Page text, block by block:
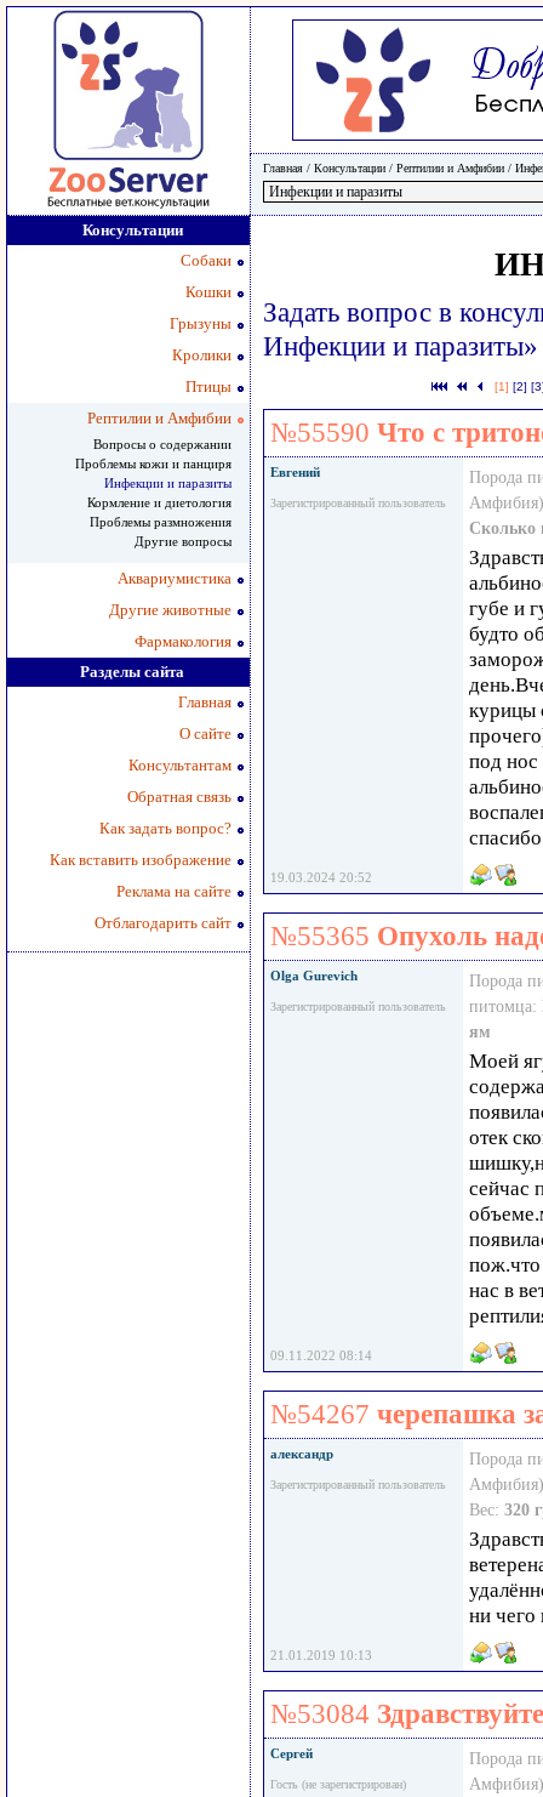
Главная / Консультации / Рептилии и Амфибии /
Консультации
Собаки
Кошки
Грызуны
Кролики
Птицы
Рептилии и Амфибии
Вопросы о содержании
Проблемы кожи и панциря
Инфекции и паразиты
Кормление и диетология
Проблемы размножения
Другие вопросы
Аквариумистика
Другие животные
Фармакология
Разделы сайта
Главная
О сайте
Консультантам
Обратная связь
Как задать вопрос?
Как вставить изображение
Реклама на сайте
Отблагодарить сайт
Задать вопрос в
Инфекции и паразиты»
[1] [2]
№55590 Что с
Евгений
Зарегистрированный пользователь
Порода
Сколько
губе и
будто
курицы
под нос
19.03.2024 20:52
№55365 Опухоль
Olga Gurevich
Зарегистрированный пользователь
Порода
питомца:
ям
Моей
отек
сейчас
пож.что
нас в
09.11.2022 08:14
№54267 черепашка
александр
Зарегистрированный пользователь
Порода
Вес: 320
ни чего
21.01.2019 10:13
№53084
Сергей
Гость (не зарегистрирован)
Порода